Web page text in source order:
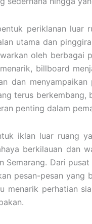
periklanan luar
utama dan
oleh berbagai
billboard
dan
terus berkembang,
penting dalam
iklan luar ruang
berkilauan dan
Semarang. Dari
pesan-pesan yang
menarik perhatian